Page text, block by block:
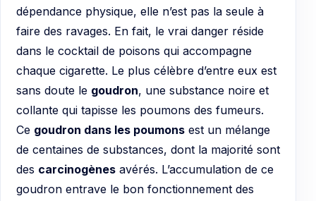
dépendance physique, elle n’est pas la seule à
faire des ravages. En fait, le vrai danger réside
dans le cocktail de poisons qui accompagne
chaque cigarette. Le plus célèbre d’entre eux est
sans doute le goudron, une substance noire et
collante qui tapisse les poumons des fumeurs.
Ce goudron dans les poumons est un mélange
de centaines de substances, dont la majorité sont
des carcinogènes avérés. L’accumulation de ce
goudron entrave le bon fonctionnement des